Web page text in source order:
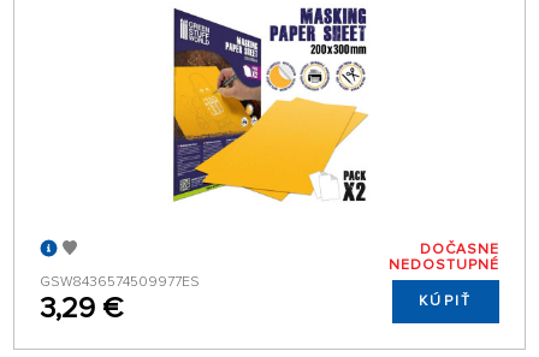
GSW8436574509977ES
3,29 €
DOČASNE
NEDOSTUPNÉ
KÚPIŤ